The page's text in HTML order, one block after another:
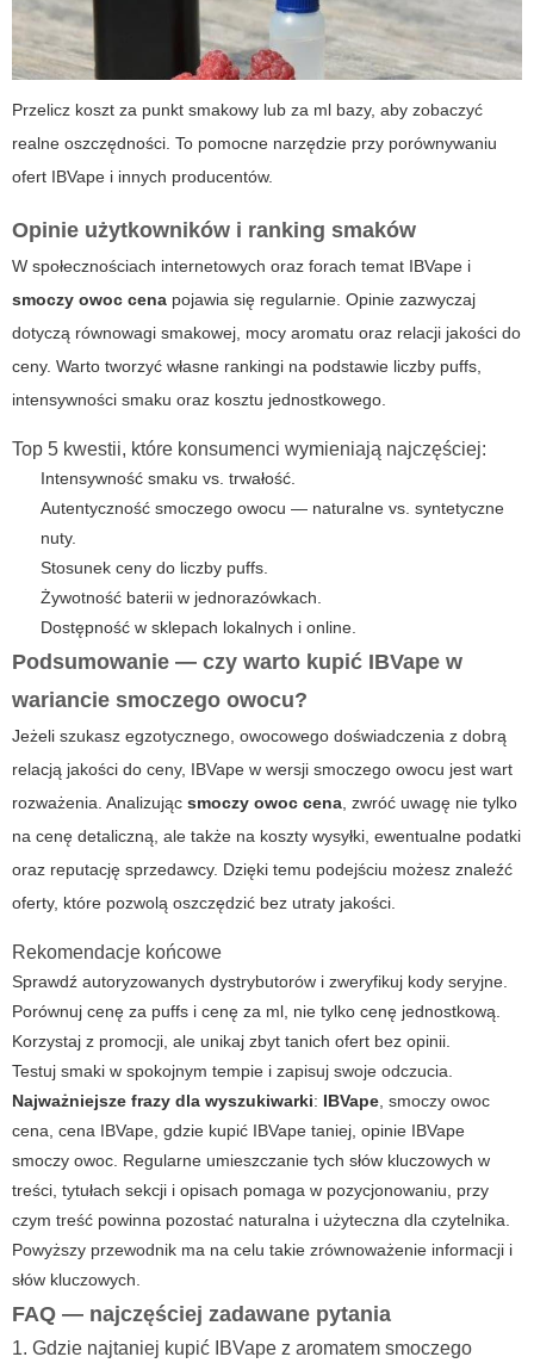
Przelicz koszt za punkt smakowy lub za ml bazy, aby zobaczyć
realne oszczędności. To pomocne narzędzie przy porównywaniu
ofert IBVape i innych producentów.
Opinie użytkowników i ranking smaków
W społecznościach internetowych oraz forach temat IBVape i
smoczy owoc cena pojawia się regularnie. Opinie zazwyczaj
dotyczą równowagi smakowej, mocy aromatu oraz relacji jakości do
ceny. Warto tworzyć własne rankingi na podstawie liczby puffs,
intensywności smaku oraz kosztu jednostkowego.
Top 5 kwestii, które konsumenci wymieniają najczęściej:
Intensywność smaku vs. trwałość.
Autentyczność smoczego owocu — naturalne vs. syntetyczne
nuty.
Stosunek ceny do liczby puffs.
Żywotność baterii w jednorazówkach.
Dostępność w sklepach lokalnych i online.
Podsumowanie — czy warto kupić IBVape w
wariancie smoczego owocu?
Jeżeli szukasz egzotycznego, owocowego doświadczenia z dobrą
relacją jakości do ceny, IBVape w wersji smoczego owocu jest wart
rozważenia. Analizując smoczy owoc cena , zwróć uwagę nie tylko
na cenę detaliczną, ale także na koszty wysyłki, ewentualne podatki
oraz reputację sprzedawcy. Dzięki temu podejściu możesz znaleźć
oferty, które pozwolą oszczędzić bez utraty jakości.
Rekomendacje końcowe
Sprawdź autoryzowanych dystrybutorów i zweryfikuj kody seryjne.
Porównuj cenę za puffs i cenę za ml, nie tylko cenę jednostkową.
Korzystaj z promocji, ale unikaj zbyt tanich ofert bez opinii.
Testuj smaki w spokojnym tempie i zapisuj swoje odczucia.
Najważniejsze frazy dla wyszukiwarki: IBVape smoczy owoc
cena , cena IBVape, gdzie kupić IBVape taniej, opinie IBVape
smoczy owoc. Regularne umieszczanie tych słów kluczowych w
treści, tytułach sekcji i opisach pomaga w pozycjonowaniu, przy
czym treść powinna pozostać naturalna i użyteczna dla czytelnika.
Powyższy przewodnik ma na celu takie zrównoważenie informacji i
słów kluczowych.
FAQ — najczęściej zadawane pytania
1. Gdzie najtaniej kupić IBVape z aromatem smoczego